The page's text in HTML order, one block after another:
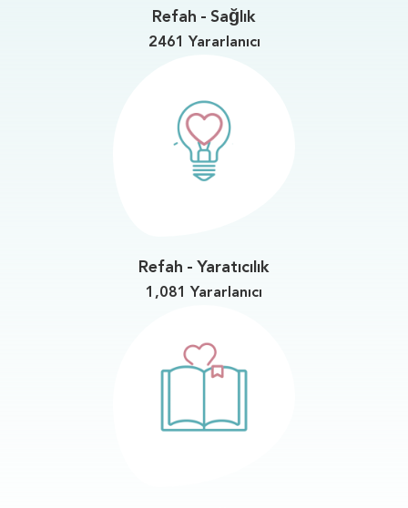
Refah - Sağlık
2461 Yararlanıcı
Refah - Yaratıcılık
1,081 Yararlanıcı